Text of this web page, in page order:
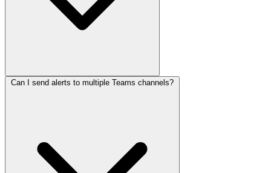
Can I send alerts to multiple Teams channels?